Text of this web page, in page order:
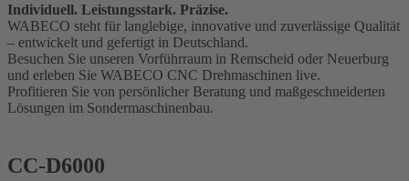
Individuell. Leistungsstark. Präzise.
WABECO steht für langlebige, innovative und zuverlässige Qualität
– entwickelt und gefertigt in Deutschland.
Besuchen Sie unseren Vorführraum in Remscheid oder Neuerburg
und erleben Sie WABECO CNC Drehmaschinen live.
Profitieren Sie von persönlicher Beratung und maßgeschneiderten
Lösungen im Sondermaschinenbau.
CC-D6000